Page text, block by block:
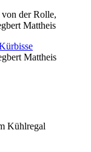
der Rolle,
Mattheis
Mattheis
Kühlregal